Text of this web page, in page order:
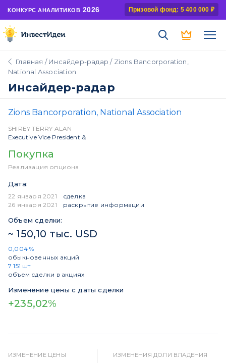
КОНКУРС АНАЛИТИКОВ 2026 Призовой фонд: 5 400 000 ₽
Главная /Инсайдер-радар / Zions Bancorporation,
National Association
Инсайдер-радар
Zions Bancorporation, National Association
SHIREY TERRY ALAN
Executive Vice President &
Покупка
Реализация опциона
Дата:
22 января 2021
сделка
26 января 2021
раскрытие информации
Объем сделки:
~ 150,10 тыс. USD
0,004 %
обыкновенных акций
7 151 шт
объем сделки в акциях
Изменение цены с даты сделки
+235,02%
ИЗМЕНЕНИЕ ЦЕНЫ ИЗМЕНЕНИЯ ДОЛИ ВЛАДЕНИЯ